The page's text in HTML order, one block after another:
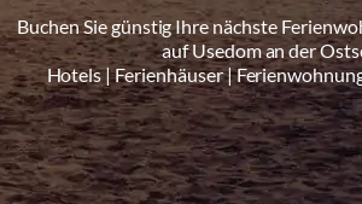
Buchen Sie günstig Ihre nächste
auf Usedom an der
Hotels | Ferienhäuser |